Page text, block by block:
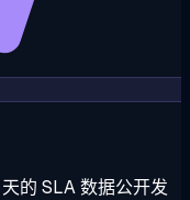
的 SLA 数据公开发